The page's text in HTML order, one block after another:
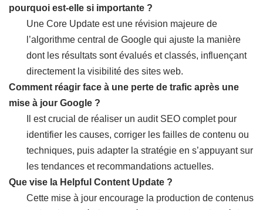
pourquoi est-elle si importante ?
Une Core Update est une révision majeure de
l’algorithme central de Google qui ajuste la manière
dont les résultats sont évalués et classés, influençant
directement la visibilité des sites web.
Comment réagir face à une perte de trafic après une
mise à jour Google ?
Il est crucial de réaliser un audit SEO complet pour
identifier les causes, corriger les failles de contenu ou
techniques, puis adapter la stratégie en s’appuyant sur
les tendances et recommandations actuelles.
Que vise la Helpful Content Update ?
Cette mise à jour encourage la production de contenus